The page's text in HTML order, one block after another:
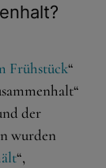
Frühstück“
der
wurden
“,